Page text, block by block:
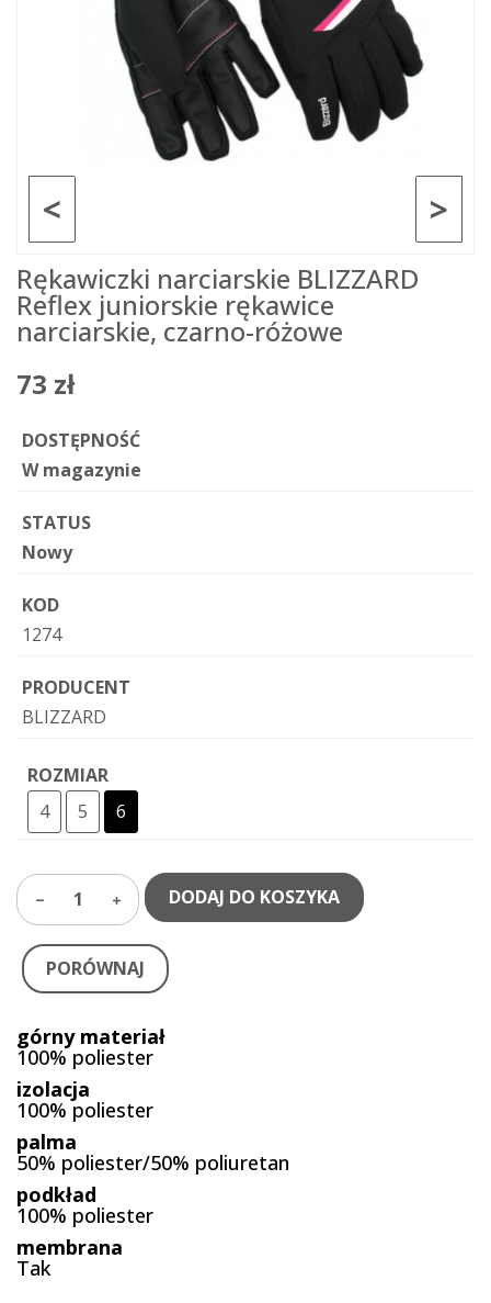
>
<
Rękawiczki narciarskie BLIZZARD
Reflex juniorskie rękawice
narciarskie, czarno-różowe
73 zł
DOSTĘPNOŚĆ
W magazynie
STATUS
Nowy
KOD
1274
PRODUCENT
BLIZZARD
ROZMIAR
4
5 6
1 DODAJ DO KOSZYKA
PORÓWNAJ
górny materiał
100% poliester
izolacja
100% poliester
palma
50% poliester/50% poliuretan
podkład
100% poliester
membrana
Tak